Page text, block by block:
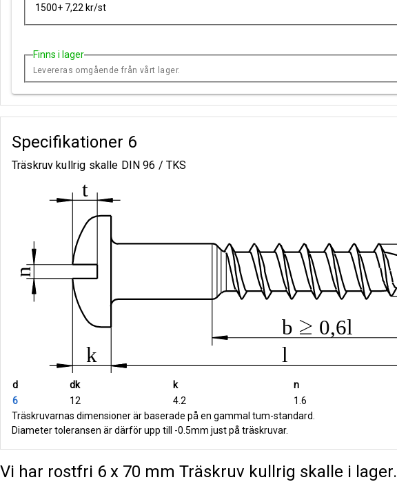
1500+ 7,22 kr/st
Finns i lager
Levereras omgående från vårt lager.
Specifikationer 6
Träskruv kullrig skalle DIN 96 / TKS
d dk k n
6
12 4.2 1.6
Träskruvarnas dimensioner är baserade på en gammal tum-standard.
Diameter toleransen är därför upp till -0.5mm just på träskruvar.
Vi har rostfri 6 x 70 mm Träskruv kullrig skalle i lager.